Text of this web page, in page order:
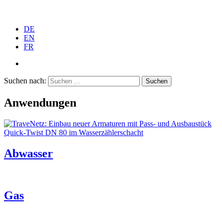
DE
EN
FR
Suchen nach:
Anwendungen
Abwasser
Gas